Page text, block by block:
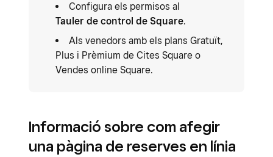
Configura els permisos al
Tauler de control de Square.
Als venedors amb els plans Gratuït,
Plus i Prèmium de Cites Square o
Vendes online Square.
Informació sobre com afegir
una pàgina de reserves en línia